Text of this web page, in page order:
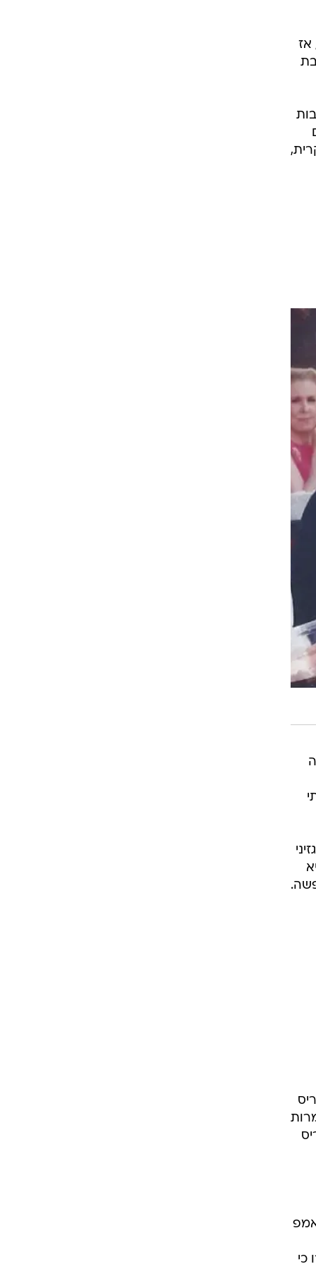
אז
חששה
כי